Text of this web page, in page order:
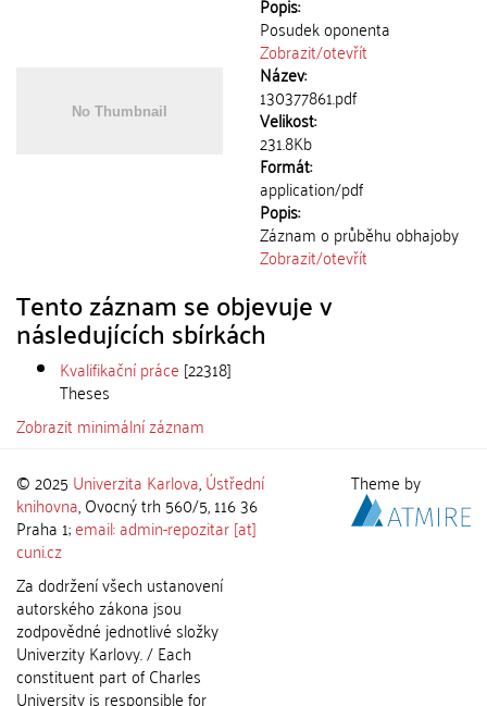
Posudek oponenta
Zobrazit/otevřít
Název:
130377861.pdf
Velikost:
231.8Kb
Formát:
application/pdf
Popis:
Záznam o průběhu obhajoby
Zobrazit/otevřít
Tento záznam se objevuje v
následujících sbírkách
Kvalifikační práce [22318]
Theses
Zobrazit minimální záznam
© 2025 Univerzita Karlova,Ústřední
knihovna, Ovocný trh 560/5, 116 36
Praha 1;email: admin-repozitar [at]
cuni.cz
Za dodržení všech ustanovení
autorského zákona jsou
zodpovědné jednotlivé složky
Univerzity Karlovy. / Each
constituent part of Charles
University is responsible for
Theme by